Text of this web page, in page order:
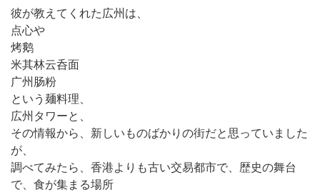
彼が教えてくれた広州は、
点心や
烤鹅
米其林云呑面
广州肠粉
という麺料理、
広州タワーと、
その情報から、新しいものばかりの街だと思っていました
が、
調べてみたら、香港よりも古い交易都市で、歴史の舞台
で、食が集まる場所